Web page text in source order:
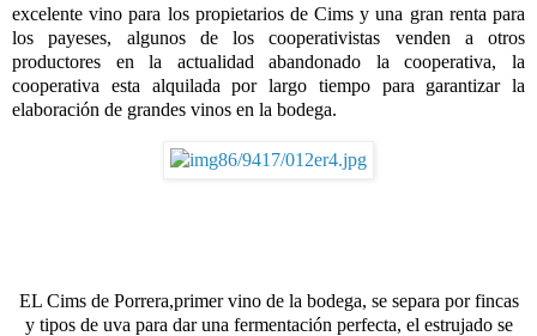
excelente vino para los propietarios de Cims y una gran renta para
los payeses, algunos de los cooperativistas venden a otros
productores en la actualidad abandonado la cooperativa, la
cooperativa esta alquilada por largo tiempo para garantizar la
elaboración de grandes vinos en la bodega.
EL Cims de Porrera,primer vino de la bodega, se separa por fincas
y tipos de uva para dar una fermentación perfecta, el estrujado se